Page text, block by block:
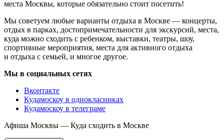
места Москвы, которые обязательно стоит посетить!
Мы советуем любые варианты отдыха в Москве — концерты,
отдых в парках, достопримечательности для экскурсий, места,
куда можно сходить с ребенком, выставки, театры, шоу,
спортивные мероприятия, места для активного отдыха
и отдыха с семьей, и многое другое.
Мы в социальных сетях
Вконтакте
Кудамоскоу в однокласниках
Кудамоскоу в телеграме
Афиша Москвы — Куда сходить в Москве